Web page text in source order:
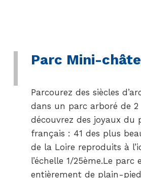
Parc Mini-
Parcourez des siècles
dans un parc arboré de 2
découvrez des joyaux du
français : 41 des plus
de la Loire reproduits à
l’échelle 1/25ème.Le parc
entièrement de plain-